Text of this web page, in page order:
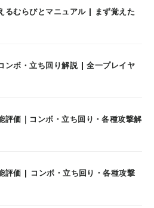
るむらびとマニュアル | まず覚えた
ンボ・立ち回り解説 | 全一プレイヤ
評価｜コンボ・立ち回り・各種攻撃解
評価 | コンボ・立ち回り・各種攻撃